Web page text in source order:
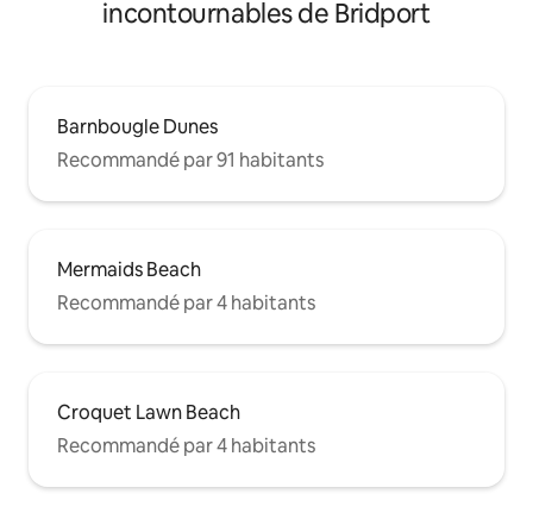
incontournables de Bridport
Barnbougle Dunes
Recommandé par 91 habitants
Mermaids Beach
Recommandé par 4 habitants
Croquet Lawn Beach
Recommandé par 4 habitants